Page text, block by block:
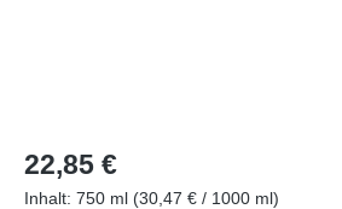
22,85 €
Inhalt: 750 ml (30,47 € / 1000 ml)